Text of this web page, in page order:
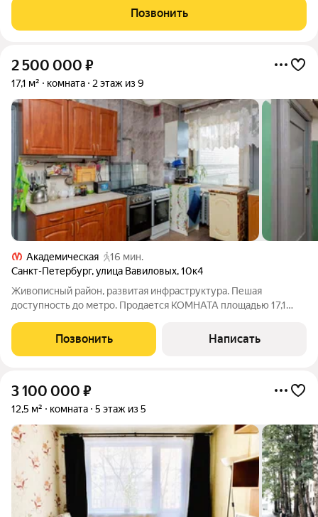
плoщaдью 12,7м2. Возможнo пpиoбpетение двуx кoмнат
вмеcтe сo cкидкoй. Прямая продажа, один
Позвонить
2 500 000 ₽
17,1 м² комната 2 этаж из 9
Академическая
16 мин.
Санкт-Петербург,улица Вавиловых,10к4
Живописный район, развитая инфраструктура. Пешая
доступность до метро. Продается КОМНАТА площадью 17,1
прямоугольной формы с хорошим косметическим ремонтом и
подвесным потолкам - можно заезжать и
Позвонить Написать
3 100 000 ₽
12,5 м² комната 5 этаж из 5